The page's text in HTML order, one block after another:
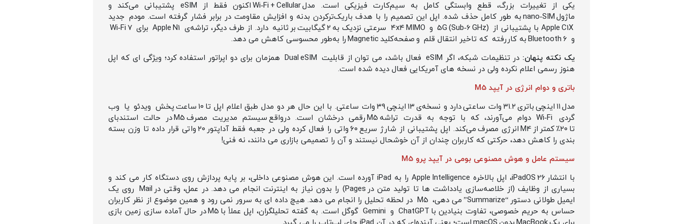
یکی از تغییرات بزرگ، قطع وابستگی کامل به سیم‌کارت فیزیکی است. مدل Wi‑Fi + Cellular اکنون فقط از eSIM پشتیبانی می‌کند و
ماژول nano‑SIM به طور کامل حذف شده. اپل این تصمیم را با هدف باریک‌ترکردن بدنه و افزایش مقاومت در برابر فشار گرفته است. مودم جدید
و Bluetooth 6 به‌ کاررفته که تاخیر انتقال قلم و صفحه‌کلید Magnetic را به‌طور محسوسی کاهش می‌ دهد.
یک نکته پنهان:
در تنظیمات شبکه، اگر eSIM فعال باشد، می‌ توان از قابلیت Dual eSIM همزمان برای دو اپراتور استفاده کرد؛ ویژگی‌ ای که اپل
هنوز رسمی اعلام نکرده ولی در نسخه‌ های آمریکایی فعال دیده شده است.
باتری و دوام انرژی در آیپد M5
مدل ۱۱ اینچی باتری ۳۱.۲ وات‌ ساعتی دارد و نسخه‌ی ۱۳ اینچی ۳۹ وات‌ ساعتی. با این حال هر دو مدل طبق اعلام اپل تا ۱۰ ساعت پخش ویدئو یا وب‌
گردی Wi‑Fi دوام می‌آورند، که با توجه به قدرت تراشه M5 رقمی درخشان است. درواقع سیستم مدیریت مصرف M5 در حالت استندبای
تا ۲۰٪ کمتر از M4 انرژی مصرف می‌کند. اپل پشتیبانی از شارژ سریع ۶۰ واتی را فعال کرده ولی در جعبه فقط آداپتور ۲۰ واتی قرار داده تا وزن بسته‌
بندی را کاهش دهد، حرکتی که کاربران چندان از آن خوشحال نیستند و آن را تصمیمی بازاری می‌ دانند، نه فنی!
سیستم عامل و هوش مصنوعی بومی در آیپد پرو M5
با انتشار iPadOS 26، اپل بالاخره Apple Intelligence را به iPad آورده است. این هوش مصنوعی داخلی، بر پایه‌ پردازش روی دستگاه کار می‌ کند و
بسیاری از وظایف (از خلاصه‌سازی یادداشت‌ ها تا تولید متن در Pages) را بدون نیاز به اینترنت انجام می‌ دهد. در عمل، وقتی در Mail روی یک
ایمیل طولانی دستور “Summarize” می‌ دهی، M5 در لحظه تحلیل را انجام می‌ دهد. هیچ داده‌ ای به سرور نمی‌ رود و همین موضوع از نظر کاربران
حساس به حریم خصوصی، تفاوت بنیادین با ChatGPT و Gemini گوگل است. به گفته‌ تحلیلگران، اپل عملاً با M5 در حال آماده‌ سازی زمین بازی